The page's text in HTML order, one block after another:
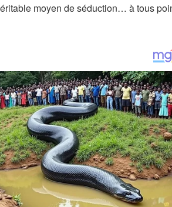
moyen de séduction… à tous